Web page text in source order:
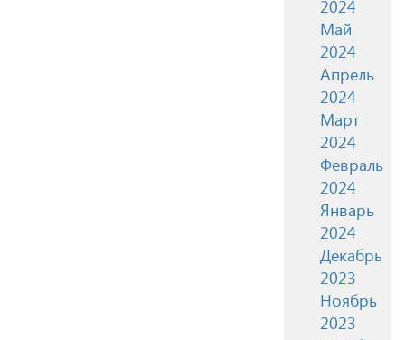
2024
Май
2024
Апрель
2024
Март
2024
Февраль
2024
Январь
2024
Декабрь
2023
Ноябрь
2023